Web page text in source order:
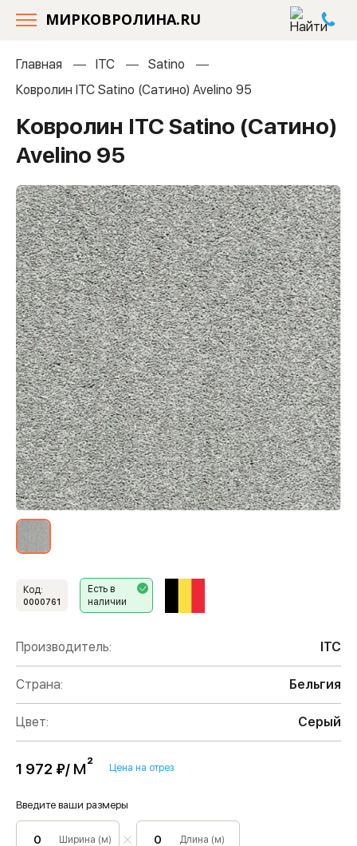
МИРКОВРОЛИНА.RU
Главная ITC
Satino
Ковролин ITC Satino (Сатино) Avelino 95
Ковролин ITC Satino (Сатино)
Avelino 95
Код:
0000761
Есть в
наличии
Производитель: ITC
Страна: Бельгия
Цвет: Серый
1 972 ₽/ м² Цена на отрез
Введите ваши размеры
Ширина (м) Длина (м)